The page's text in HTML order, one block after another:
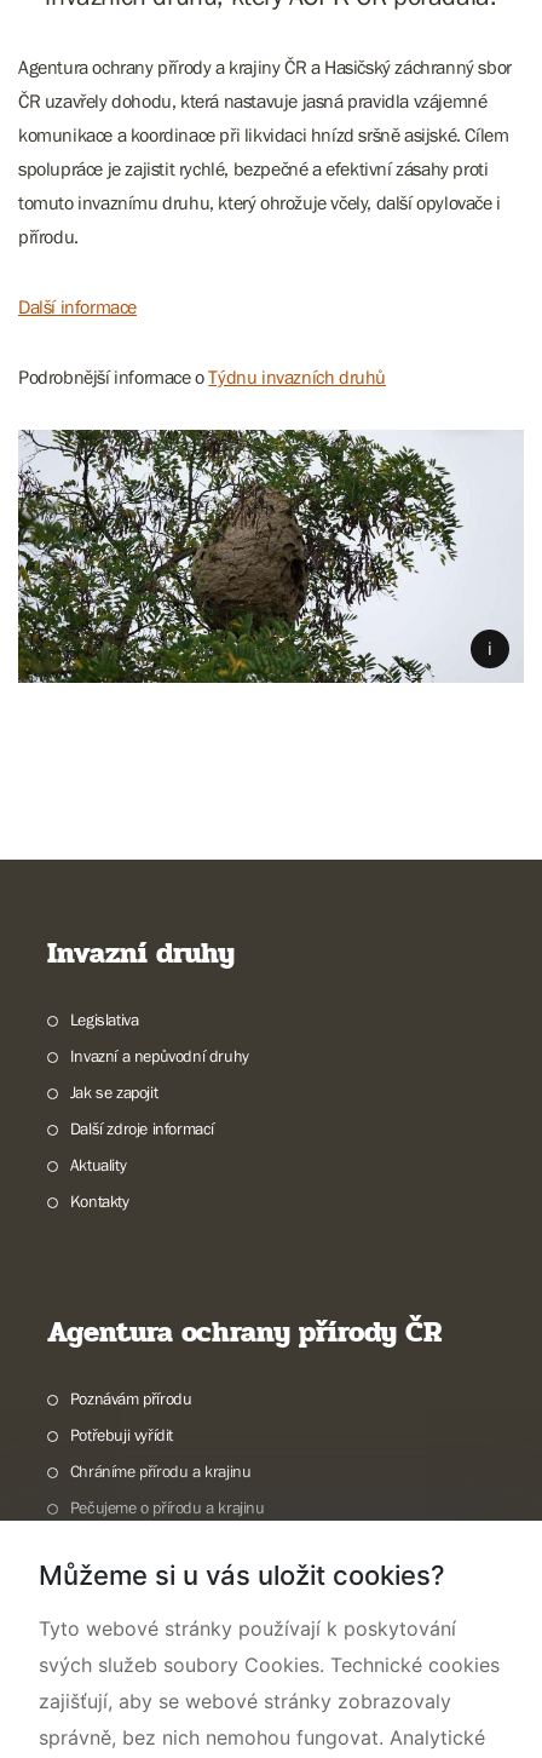
Agentura ochrany přírody a krajiny ČR a Hasičský záchranný sbor
ČR uzavřely dohodu, která nastavuje jasná pravidla vzájemné
komunikace a koordinace při likvidaci hnízd sršně asijské. Cílem
spolupráce je zajistit rychlé, bezpečné a efektivní zásahy proti
tomuto invaznímu druhu, který ohrožuje včely, další opylovače i
přírodu.
Další informace
Podrobnější informace oTýdnu invazních druhů
Invazní druhy
Legislativa
Invazní a nepůvodní druhy
Jak se zapojit
Další zdroje informací
Aktuality
Kontakty
Agentura ochrany přírody ČR
Poznávám přírodu
Potřebuji vyřídit
Chráníme přírodu a krajinu
Pečujeme o přírodu a krajinu
O nás
Můžeme si u vás uložit cookies?
Tyto webové stránky používají k poskytování
svých služeb soubory Cookies. Technické cookies
zajišťují, aby se webové stránky zobrazovaly
správně, bez nich nemohou fungovat. Analytické